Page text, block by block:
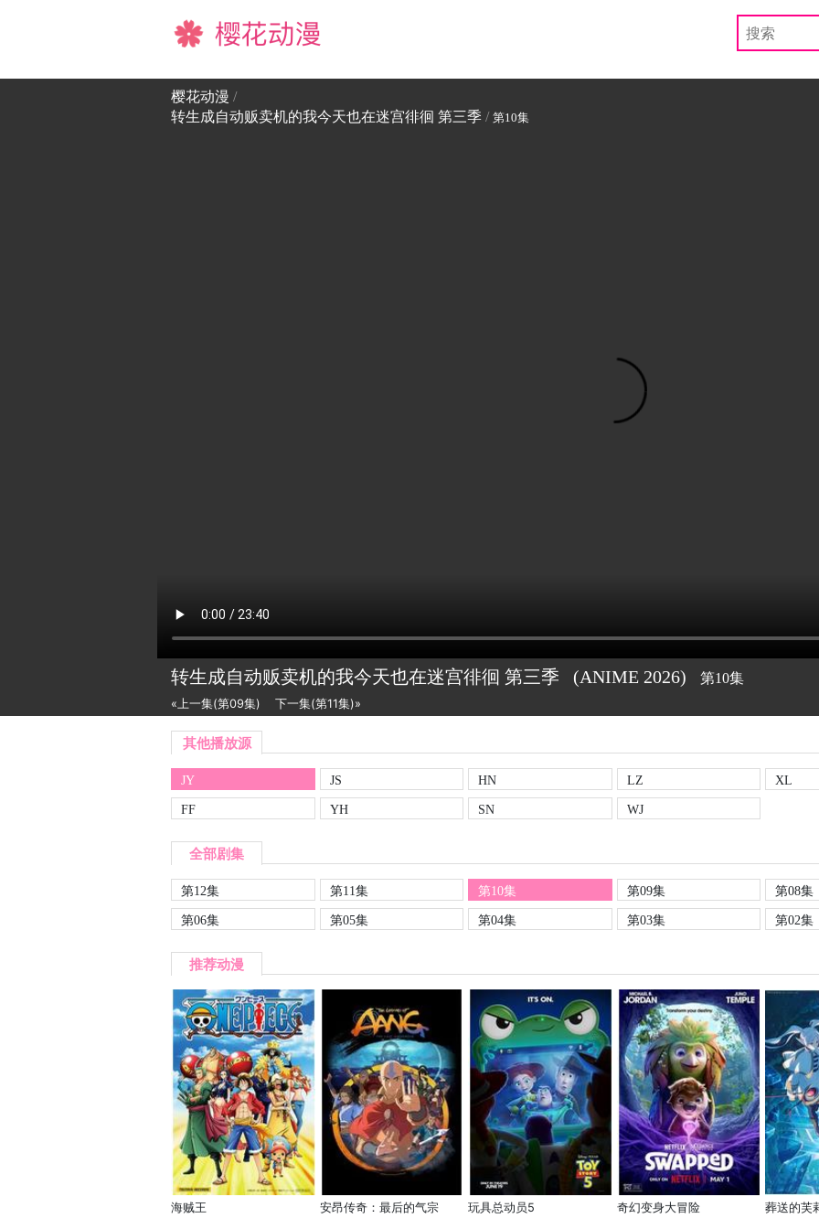
樱花动漫
樱花动漫 /
转生成自动贩卖机的我今天也在迷宫徘徊 第三季 / 第10集
转生成自动贩卖机的我今天也在迷宫徘徊 第三季 (ANIME 2026) 第10集
«上一集(第09集) 下一集(第11集)»
其他播放源
JY JS HN LZ
XL
FF
YH SN WJ
全部剧集
第12集 第11集 第10集 第09集
第08集
第06集
第05集 第04集 第03集 第02集
推荐动漫
海贼王 安昂传奇：最后的气宗 玩具总动员5 奇幻变身大冒险 葬送的芙